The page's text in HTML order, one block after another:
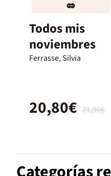
Todos mis
noviembres
Ferrasse, Silvia
21,90€
20,80€